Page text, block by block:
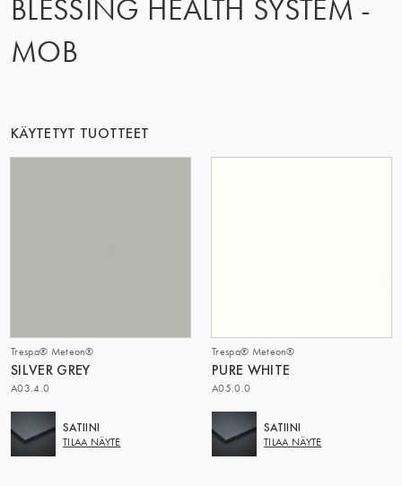
BLESSING HEALTH SYSTEM -
MOB
KÄYTETYT TUOTTEET
Trespa® Meteon®
SILVER GREY
A03.4.0
SATIINI
TILAA NÄYTE
Trespa® Meteon®
PURE WHITE
A05.0.0
SATIINI
TILAA NÄYTE